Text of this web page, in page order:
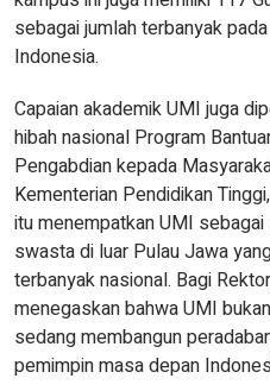
sebagai jumlah terbanyak
Indonesia.
Capaian akademik UMI juga
hibah nasional Program
Pengabdian kepada
Kementerian Pendidikan
itu menempatkan UMI
swasta di luar Pulau Jawa
terbanyak nasional. Bagi
menegaskan bahwa UMI
sedang membangun
pemimpin masa depan